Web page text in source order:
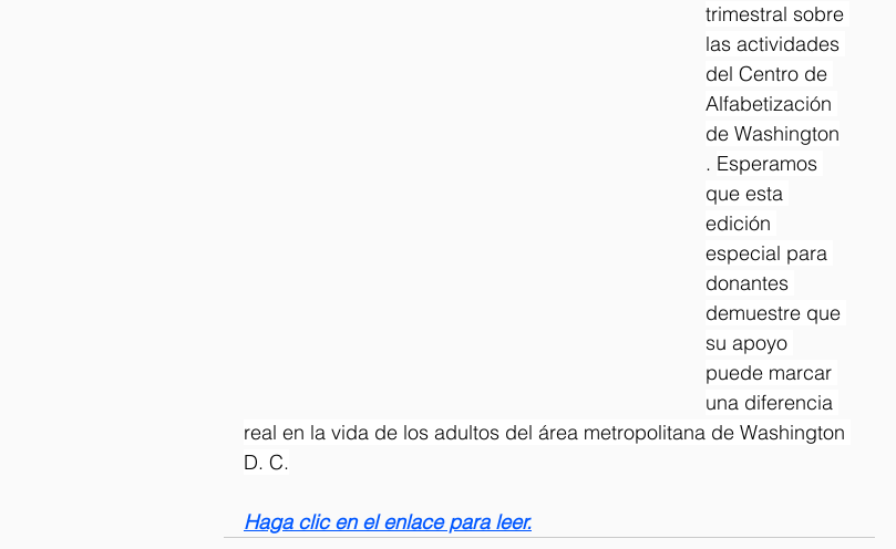
trimestral sobre
las actividades
del Centro de
Alfabetización
de Washington
. Esperamos
que esta
edición
especial para
donantes
demuestre que
su apoyo
puede marcar
una diferencia
real en la vida de los adultos del área metropolitana de Washington
D. C.
Haga clic en el enlace para leer.